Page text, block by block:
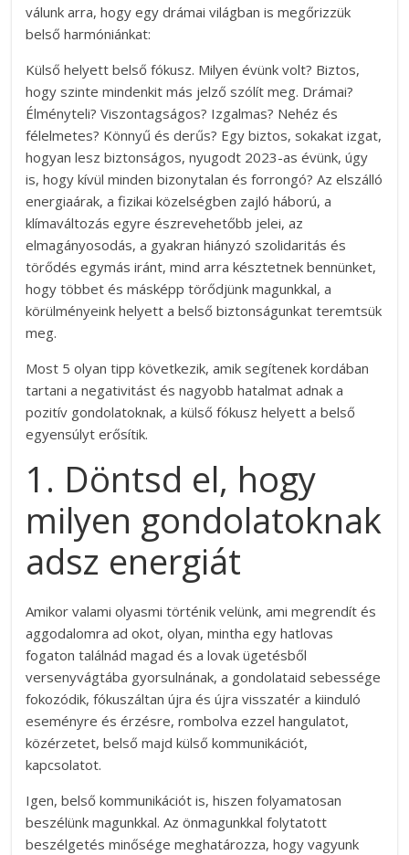
válunk arra, hogy egy drámai világban is megőrizzük
belső harmóniánkat:
Külső helyett belső fókusz. Milyen évünk volt? Biztos,
hogy szinte mindenkit más jelző szólít meg. Drámai?
Élményteli? Viszontagságos? Izgalmas? Nehéz és
félelmetes? Könnyű és derűs? Egy biztos, sokakat izgat,
hogyan lesz biztonságos, nyugodt 2023-as évünk, úgy
is, hogy kívül minden bizonytalan és forrongó? Az elszálló
energiaárak, a fizikai közelségben zajló háború, a
klímaváltozás egyre észrevehetőbb jelei, az
elmagányosodás, a gyakran hiányzó szolidaritás és
törődés egymás iránt, mind arra késztetnek bennünket,
hogy többet és másképp törődjünk magunkkal, a
körülményeink helyett a belső biztonságunkat teremtsük
meg.
Most 5 olyan tipp következik, amik segítenek kordában
tartani a negativitást és nagyobb hatalmat adnak a
pozitív gondolatoknak, a külső fókusz helyett a belső
egyensúlyt erősítik.
1. Döntsd el, hogy
milyen gondolatoknak
adsz energiát
Amikor valami olyasmi történik velünk, ami megrendít és
aggodalomra ad okot, olyan, mintha egy hatlovas
fogaton találnád magad és a lovak ügetésből
versenyvágtába gyorsulnának, a gondolataid sebessége
fokozódik, fókuszáltan újra és újra visszatér a kiinduló
eseményre és érzésre, rombolva ezzel hangulatot,
közérzetet, belső majd külső kommunikációt,
kapcsolatot.
Igen, belső kommunikációt is, hiszen folyamatosan
beszélünk magunkkal.Az önmagunkkal folytatott
beszélgetés minősége meghatározza, hogy vagyunk